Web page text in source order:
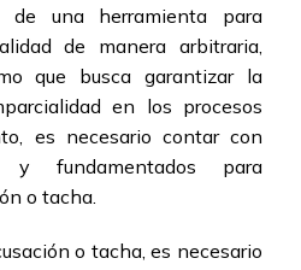
una herramienta para
de manera arbitraria,
que busca garantizar la
en los procesos
es necesario contar con
y fundamentados para
o tacha.
o tacha, es necesario